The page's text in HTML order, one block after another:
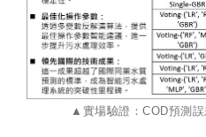
▲實場驗證：COD預測